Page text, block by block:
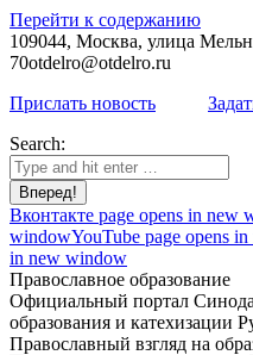
Перейти к содержанию
109044, Москва, улица
70otdelro@otdelro.ru
Прислать новость
Search:
Вконтакте page opens in new
windowYouTube page opens
in new window
Православное образование
Официальный портал
образования и катехизации
Православный взгляд на